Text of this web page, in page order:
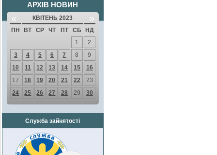
АРХІВ НОВИН
« КВІТЕНЬ 2023 »
ПН ВТ СР ЧТ ПТ СБ
НД
1
2
3
4 5 6 7 8
9
10
11 12 13 14 15
16
17
18 19 20 21 22
23
24
25 26 27 28 29 30
Служба зайнятості